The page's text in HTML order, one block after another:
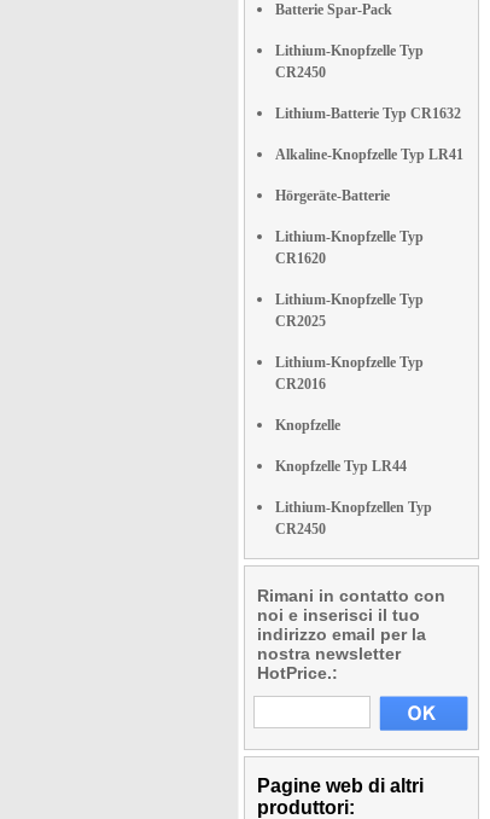
Batterie Spar-Pack
Lithium-Knopfzelle Typ
CR2450
Lithium-Batterie Typ CR1632
Alkaline-Knopfzelle Typ LR41
Hörgeräte-Batterie
Lithium-Knopfzelle Typ
CR1620
Lithium-Knopfzelle Typ
CR2025
Lithium-Knopfzelle Typ
CR2016
Knopfzelle
Knopfzelle Typ LR44
Lithium-Knopfzellen Typ
CR2450
Rimani in contatto con
noi e inserisci il tuo
indirizzo email per la
nostra newsletter
HotPrice.:
Pagine web di altri
produttori: